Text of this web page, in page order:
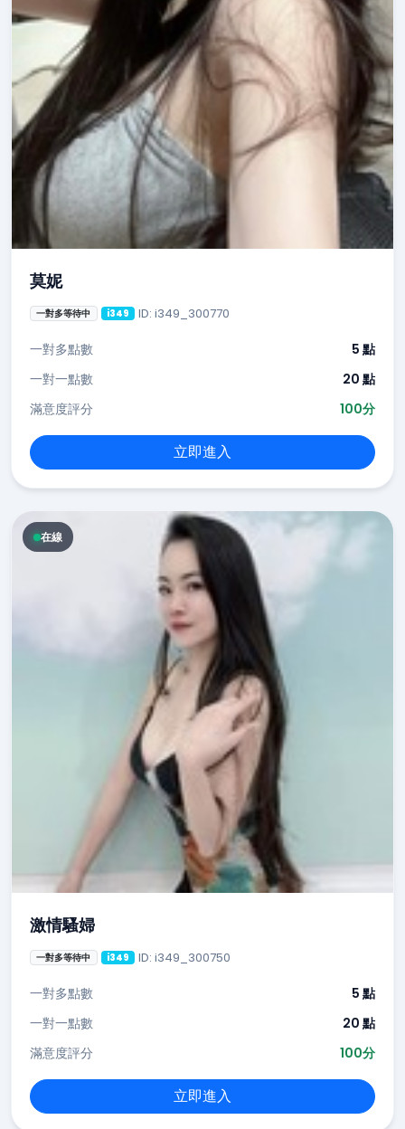
莫妮
一對多等待中 i349 ID: i349_300770
一對多點數
5 點
一對一點數
20 點
滿意度評分
100分
立即進入
在線
激情騷婦
一對多等待中 i349 ID: i349_300750
一對多點數
5 點
一對一點數
20 點
滿意度評分
100分
立即進入